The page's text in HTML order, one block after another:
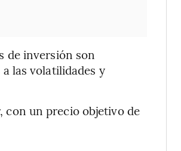
de inversión son
las volatilidades y
con un precio objetivo de